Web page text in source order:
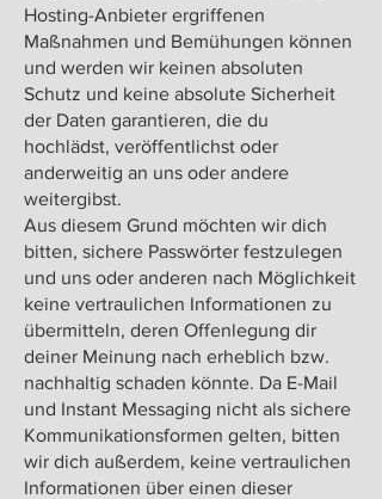
Hosting-Anbieter ergriffenen
Maßnahmen und Bemühungen können
und werden wir keinen absoluten
Schutz und keine absolute Sicherheit
der Daten garantieren, die du
hochlädst, veröffentlichst oder
anderweitig an uns oder andere
weitergibst.
Aus diesem Grund möchten wir dich
bitten, sichere Passwörter festzulegen
und uns oder anderen nach Möglichkeit
keine vertraulichen Informationen zu
übermitteln, deren Offenlegung dir
deiner Meinung nach erheblich bzw.
nachhaltig schaden könnte. Da E-Mail
und Instant Messaging nicht als sichere
Kommunikationsformen gelten, bitten
wir dich außerdem, keine vertraulichen
Informationen über einen dieser